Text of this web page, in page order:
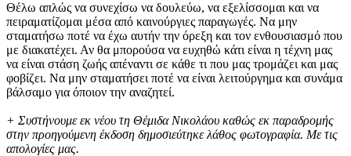
Θέλω απλώς να συνεχίσω να δουλεύω, να εξελίσσομαι και να
πειραματίζομαι μέσα από καινούργιες παραγωγές. Να μην
σταματήσω ποτέ να έχω αυτήν την όρεξη και τον ενθουσιασμό που
με διακατέχει. Αν θα μπορούσα να ευχηθώ κάτι είναι η τέχνη μας
να είναι στάση ζωής απέναντι σε κάθε τι που μας τρομάζει και μας
φοβίζει. Να μην σταματήσει ποτέ να είναι λειτούργημα και συνάμα
βάλσαμο για όποιον την αναζητεί.
+ Συστήνουμε εκ νέου τη Θέμιδα Νικολάου καθώς εκ παραδρομής
στην προηγούμενη έκδοση δημοσιεύτηκε λάθος φωτογραφία. Με τις
απολογίες μας.